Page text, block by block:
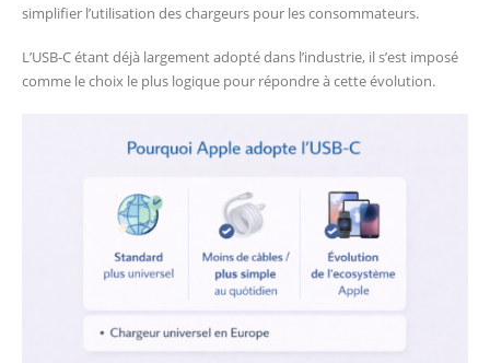
simplifier l’utilisation des chargeurs pour les consommateurs.
L’USB-C étant déjà largement adopté dans l’industrie, il s’est imposé
comme le choix le plus logique pour répondre à cette évolution.